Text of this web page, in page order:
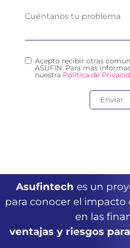
Acepto recibir otras
ASUFIN. Para más
nuestra Política de
Asufintech es un
para conocer el impacto
en las
ventajas y riesgos